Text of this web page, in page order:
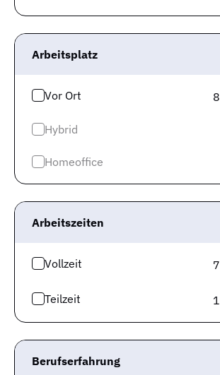
Arbeitsplatz
Vor Ort 8
Hybrid
Homeoffice
Arbeitszeiten
Vollzeit 7
Teilzeit 1
Berufserfahrung